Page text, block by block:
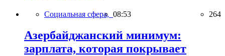
Социальная сфера, 08:53 264
Азербайджанский минимум:
зарплата, которая покрывает